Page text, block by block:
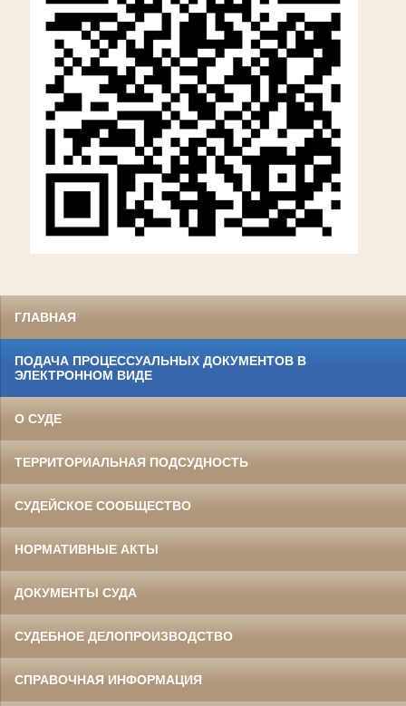
ГЛАВНАЯ
ПОДАЧА ПРОЦЕССУАЛЬНЫХ ДОКУМЕНТОВ В
ЭЛЕКТРОННОМ ВИДЕ
О СУДЕ
ТЕРРИТОРИАЛЬНАЯ ПОДСУДНОСТЬ
СУДЕЙСКОЕ СООБЩЕСТВО
НОРМАТИВНЫЕ АКТЫ
ДОКУМЕНТЫ СУДА
СУДЕБНОЕ ДЕЛОПРОИЗВОДСТВО
СПРАВОЧНАЯ ИНФОРМАЦИЯ